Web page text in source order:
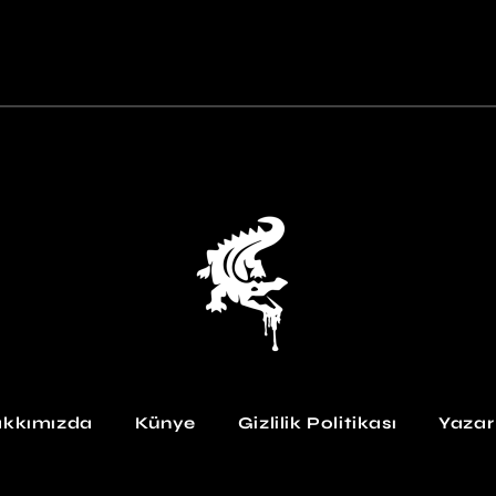
Künye Gizlilik Politikası